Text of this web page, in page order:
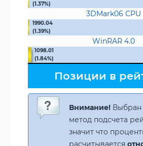
(1.37%)
3DMark06 CPU
1990.04
(1.39%)
WinRAR 4.0
1098.01
(1.84%)
Позиции в
Внимание!
метод подсчета
значит что
расчитывается